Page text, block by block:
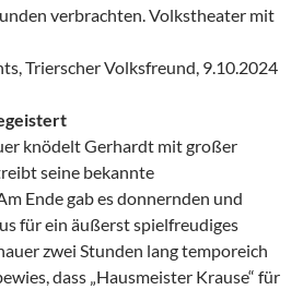
verbrachten. Volkstheater mit
Trierscher Volksfreund, 9.10.2024
knödelt Gerhardt mit großer
seine bekannte
Ende gab es donnernden und
für ein äußerst spielfreudiges
zwei Stunden lang temporeich
dass „Hausmeister Krause“ für